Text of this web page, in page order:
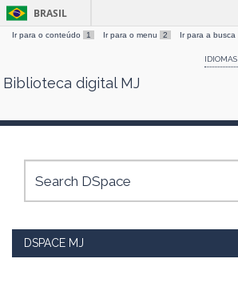
Skip
BRASIL
Ir para o conteúdo 1 Ir para o menu 2 Ir para a busca
IDIOMAS
Biblioteca digital MJ
DSPACE MJ